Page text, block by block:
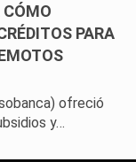
PARA
ofreció
y…